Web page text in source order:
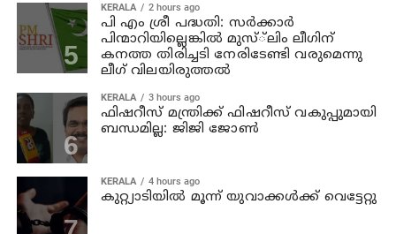
KERALA 2 hours ago
പി എം ശ്രീ പദ്ധതി: സര്‍ക്കാര്‍
പിന്മാറിയില്ലെങ്കില്‍ മുസ്്‌ലിം ലീഗിന്
കനത്ത തിരിച്ചടി നേരിടേണ്ടി വരുമെന്നു
ലീഗ് വിലയിരുത്തല്‍
KERALA 3 hours ago
ഫിഷറീസ് മന്ത്രിക്ക് ഫിഷറീസ് വകുപ്പുമായി
ബന്ധമില്ല: ജിജി ജോണ്‍
KERALA 4 hours ago
കുറ്റ്യാടിയില്‍ മൂന്ന് യുവാക്കള്‍ക്ക് വെട്ടേറ്റു